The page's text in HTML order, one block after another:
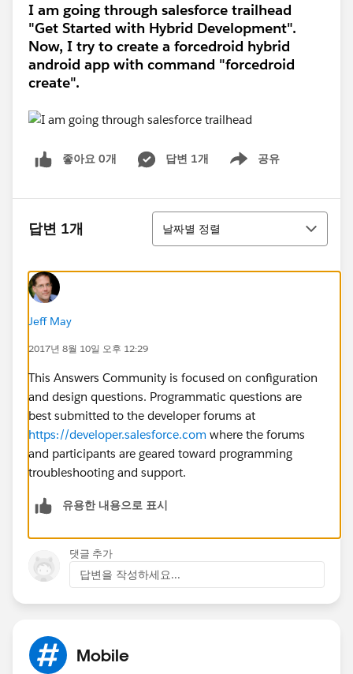
I am going through salesforce trailhead
"Get Started with Hybrid Development".
Now, I try to create a forcedroid hybrid
android app with command "forcedroid
create".
좋아요 0개 답변 1개 공유
Show menu
답변 1개
정렬
날짜별 정렬
Jeff May
2017년 8월 10일 오후 12:29
This Answers Community is focused on configuration
and design questions. Programmatic questions are
best submitted to the developer forums at
https://developer.salesforce.com where the forums
and participants are geared toward programming
troubleshooting and support.
유용한 내용으로 표시
댓글 추가
답변을 작성하세요...
Mobile